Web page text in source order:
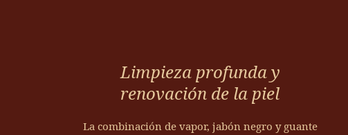
Limpieza profunda y
renovación de la piel
La combinación de vapor, jabón negro y guante